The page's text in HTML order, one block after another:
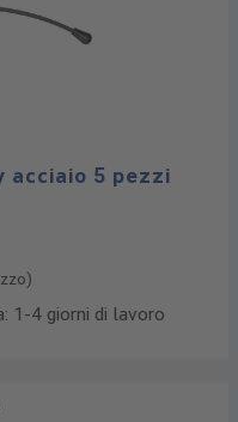
acciaio 5 pezzi
1-4 giorni di lavoro